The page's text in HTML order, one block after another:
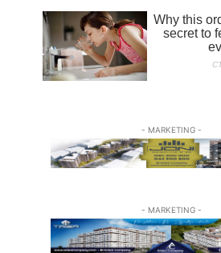
- MARKETING -
- MARKETING -